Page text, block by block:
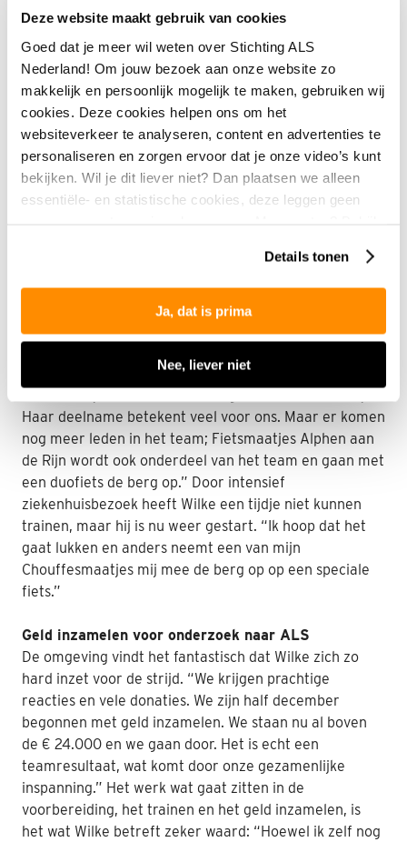
Deze website maakt gebruik van cookies
Goed dat je meer wil weten over Stichting ALS
Nederland! Om jouw bezoek aan onze website zo
makkelijk en persoonlijk mogelijk te maken, gebruiken wij
cookies. Deze cookies helpen ons om het
websiteverkeer te analyseren, content en advertenties te
personaliseren en zorgen ervoor dat je onze video’s kunt
bekijken. Wil je dit liever niet? Dan plaatsen we alleen
essentiële- en statistische cookies, deze leggen geen
Details tonen
Ja, dat is prima
Nee, liever niet
Wilke Ebeling
Heeft de diagnose ALS en doet mee
aan Tour du ALS
“Ondanks de shit-ziekte, zet ik me met
volle overtuiging in voor de mensen die
na mij met ALS te maken krijgen."
Wilke draagt ook bij aan de strijd tegen ALS door
samen met een team van familie en vrienden mee te
doen aan Tour du ALS. Met ‘Team Wilke’ gaan ze op
donderdag 12 juni de Mont Ventoux op. “Mijn vrouw en
Chouffes. Een van de teamleden is een heel goede
Haar deelname betekent veel voor ons. Maar er komen
nog meer leden in het team; Fietsmaatjes Alphen aan
de Rijn wordt ook onderdeel van het team en gaan met
een duofiets de berg op.” Door intensief
ziekenhuisbezoek heeft Wilke een tijdje niet kunnen
trainen, maar hij is nu weer gestart. “Ik hoop dat het
gaat lukken en anders neemt een van mijn
Chouffesmaatjes mij mee de berg op op een speciale
fiets.”
Geld inzamelen voor onderzoek naar ALS
De omgeving vindt het fantastisch dat Wilke zich zo
hard inzet voor de strijd. “We krijgen prachtige
reacties en vele donaties. We zijn half december
begonnen met geld inzamelen. We staan nu al boven
de € 24.000 en we gaan door. Het is echt een
teamresultaat, wat komt door onze gezamenlijke
inspanning.” Het werk wat gaat zitten in de
voorbereiding, het trainen en het geld inzamelen, is
het wat Wilke betreft zeker waard: “Hoewel ik zelf nog